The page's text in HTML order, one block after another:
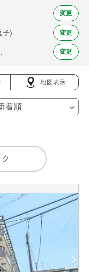
変更
変更
変更
地図表示